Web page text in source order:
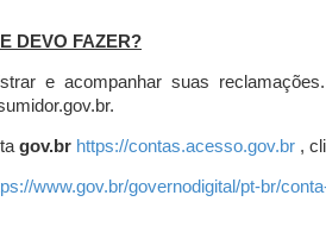
DEVO FAZER?
e acompanhar suas
gov.br https://contas.acesso.gov.br ,
www.gov.br/governodigital/pt-br/